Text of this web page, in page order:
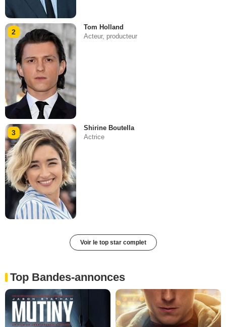
2
Tom Holland
Acteur, producteur
3
Shirine Boutella
Actrice
Voir le top star complet
Top Bandes-annonces